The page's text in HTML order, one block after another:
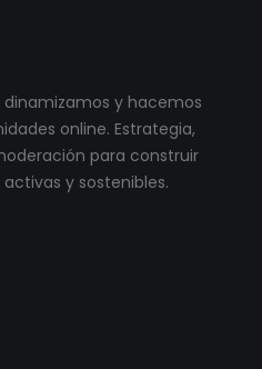
dinamizamos y hacemos
online. Estrategia,
para construir
y sostenibles.